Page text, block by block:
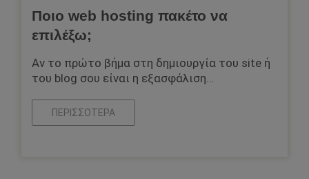
Ποιο web hosting πακέτο να
επιλέξω;
Αν το πρώτο βήμα στη δημιουργία του site ή
του blog σου είναι η εξασφάλιση…
ΠΕΡΙΣΣΌΤΕΡΑ